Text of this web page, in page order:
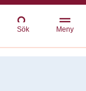
Sök Meny